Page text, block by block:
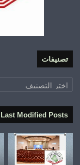
تصنيفات
تصنيفات
Last Modified Posts